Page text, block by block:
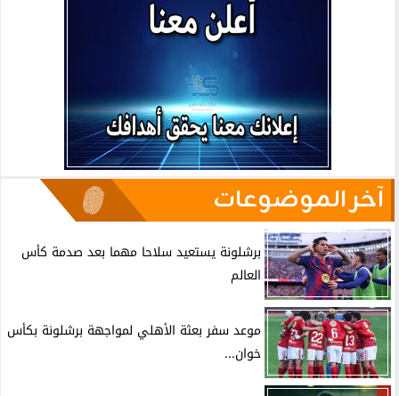
آخر الموضوعات
برشلونة يستعيد سلاحا مهما بعد صدمة كأس
العالم
موعد سفر بعثة الأهلي لمواجهة برشلونة بكأس
خوان...